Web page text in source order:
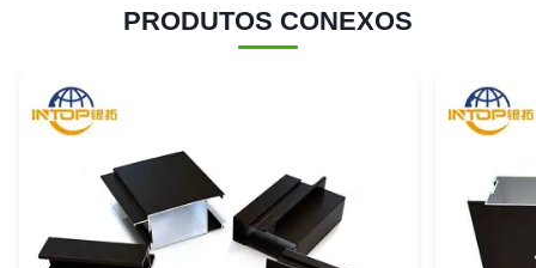
PRODUTOS CONEXOS